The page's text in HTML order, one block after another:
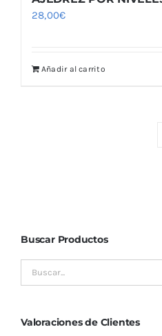
28,00€
Añadir al carrito
Buscar Productos
Valoraciones de Clientes